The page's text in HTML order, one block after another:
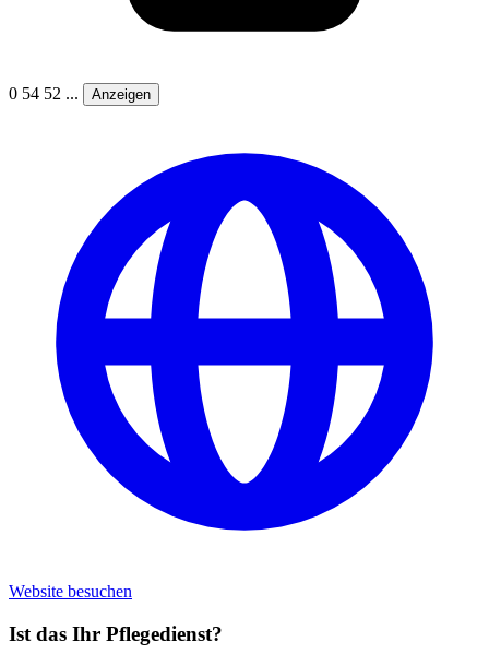
0 54 52 ... Anzeigen
Website besuchen
Ist das Ihr Pflegedienst?